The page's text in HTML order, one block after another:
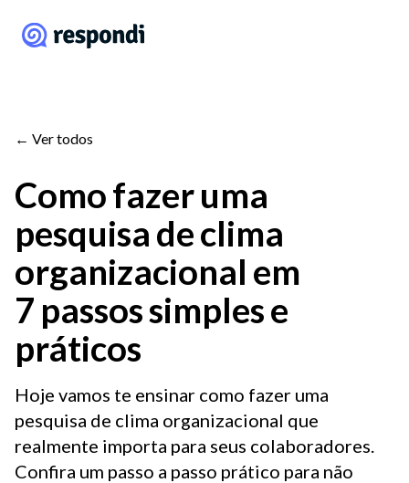
← Ver todos
Como fazer uma
pesquisa de clima
organizacional em
7 passos simples e
práticos
Hoje vamos te ensinar como fazer uma
pesquisa de clima organizacional que
realmente importa para seus colaboradores.
Confira um passo a passo prático para não